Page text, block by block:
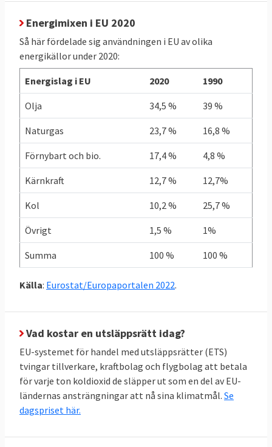
EU-genomsnitt 3,21 2,93 - 9 %
Sverige
5,03
4,21
toe
- 16 %
Källor: Klicka på länkarna i tabellen för att se
källa.
Grekland redan i mål
I graf 1 nedan framgår att Grekland som
enda land redan uppnått sitt klimatmål när
ligger på trettonde plats i den ligan. I botten
återfinns Malta, Cypern och Bulgarien.
Energimixen i EU 2020
Så här fördelade sig användningen i EU av olika
energikällor under 2020:
Energislag i EU 2020 1990
Olja 34,5 % 39 %
Naturgas 23,7 % 16,8 %
Förnybart och bio. 17,4 % 4,8 %
Kärnkraft 12,7 % 12,7%
Kol 10,2 % 25,7 %
Övrigt 1,5 % 1%
Summa 100 % 100 %
Källa: Eurostat/Europaportalen 2022.
Vad kostar en utsläppsrätt idag?
EU-systemet för handel med utsläppsrätter (ETS)
tvingar tillverkare, kraftbolag och flygbolag att betala
för varje ton koldioxid de släpper ut som en del av EU-
ländernas ansträngningar att nå sina klimatmål. Se
dagspriset här.